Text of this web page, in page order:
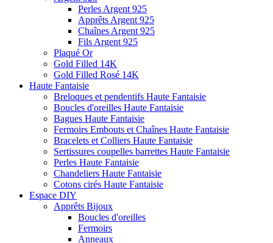
Perles Argent 925
Apprêts Argent 925
Chaînes Argent 925
Fils Argent 925
Plaqué Or
Gold Filled 14K
Gold Filled Rosé 14K
Haute Fantaisie
Breloques et pendentifs Haute Fantaisie
Boucles d'oreilles Haute Fantaisie
Bagues Haute Fantaisie
Fermoirs Embouts et Chaînes Haute Fantaisie
Bracelets et Colliers Haute Fantaisie
Sertissures coupelles barrettes Haute Fantaisie
Perles Haute Fantaisie
Chandeliers Haute Fantaisie
Cotons cirés Haute Fantaisie
Espace DIY
Apprêts Bijoux
Boucles d'oreilles
Fermoirs
Anneaux